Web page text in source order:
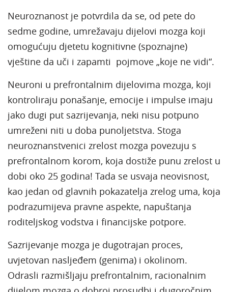
Neuroznanost je potvrdila da se, od pete do
sedme godine, umrežavaju dijelovi mozga koji
omogućuju djetetu kognitivne (spoznajne)
vještine da uči i zapamti pojmove „koje ne vidi“.
Neuroni u prefrontalnim dijelovima mozga, koji
kontroliraju ponašanje, emocije i impulse imaju
jako dugi put sazrijevanja, neki nisu potpuno
umreženi niti u doba punoljetstva. Stoga
neuroznanstvenici zrelost mozga povezuju s
prefrontalnom korom, koja dostiže punu zrelost u
dobi oko 25 godina! Tada se usvaja neovisnost,
kao jedan od glavnih pokazatelja zrelog uma, koja
podrazumijeva pravne aspekte, napuštanja
roditeljskog vodstva i financijske potpore.
Sazrijevanje mozga je dugotrajan proces,
uvjetovan nasljeđem (genima) i okolinom.
Odrasli razmišljaju prefrontalnim, racionalnim